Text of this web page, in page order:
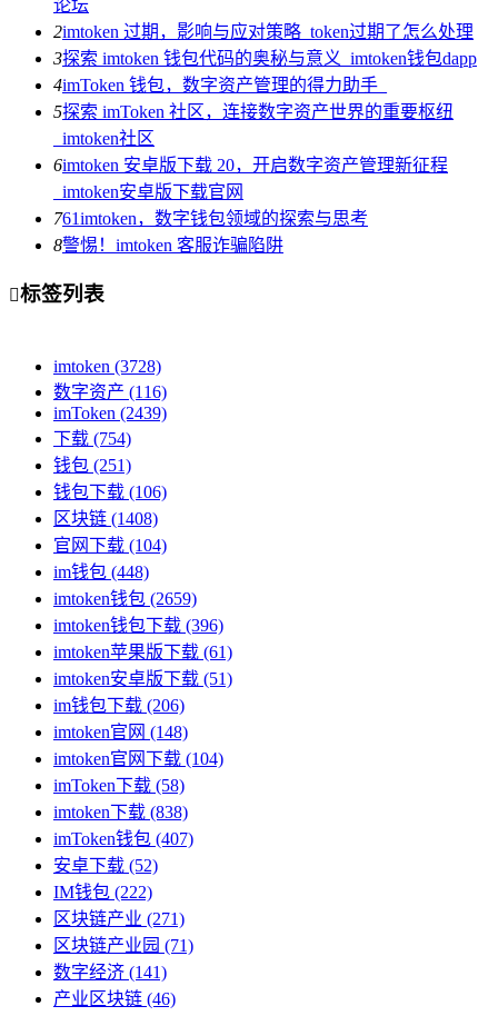
论坛
2imtoken 过期，影响与应对策略_token过期了怎么处理
3探索 imtoken 钱包代码的奥秘与意义_imtoken钱包dapp
4imToken 钱包，数字资产管理的得力助手_
5探索 imToken 社区，连接数字资产世界的重要枢纽
_imtoken社区
6imtoken 安卓版下载 20，开启数字资产管理新征程
_imtoken安卓版下载官网
761imtoken，数字钱包领域的探索与思考
8警惕！imtoken 客服诈骗陷阱
标签列表
imtoken (3728)
数字资产 (116)
imToken (2439)
下载 (754)
钱包 (251)
钱包下载 (106)
区块链 (1408)
官网下载 (104)
im钱包 (448)
imtoken钱包 (2659)
imtoken钱包下载 (396)
imtoken苹果版下载 (61)
imtoken安卓版下载 (51)
im钱包下载 (206)
imtoken官网 (148)
imtoken官网下载 (104)
imToken下载 (58)
imtoken下载 (838)
imToken钱包 (407)
安卓下载 (52)
IM钱包 (222)
区块链产业 (271)
区块链产业园 (71)
数字经济 (141)
产业区块链 (46)